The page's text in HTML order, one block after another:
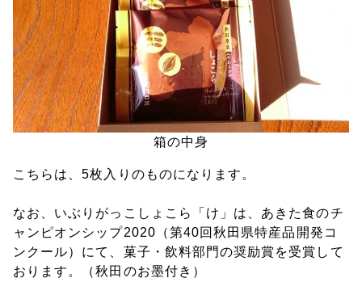
箱の中身
こちらは、5枚入りのものになります。
なお、いぶりがっこしょこら「け」は、あきた食のチ
ャンピオンシップ2020（第40回秋田県特産品開発コ
ンクール）にて、菓子・飲料部門の奨励賞を受賞して
おります。（秋田のお墨付き）